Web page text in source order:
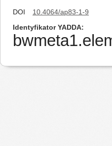
DOI
10.4064/ap83-1-9
Identyfikator YADDA